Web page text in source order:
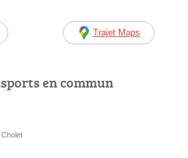
Trajet Maps
en commun